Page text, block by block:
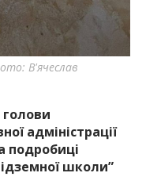
В'ячеслав
голови
адміністрації
подробиці
школи”